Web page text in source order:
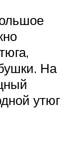
На
утюг